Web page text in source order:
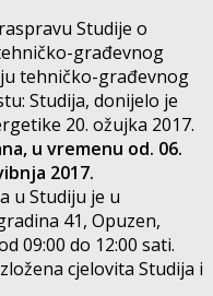
Studije o
građevnog
tehničko-građevnog
Studija, donijelo je
20. ožujka 2017.
u vremenu od. 06.
2017.
u Studiju je u
41, Opuzen,
09:00 do 12:00 sati.
cjelovita Studija i